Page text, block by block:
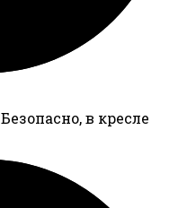
Безопасно, в кресле